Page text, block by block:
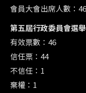
會員大會出席人數：46
第五屆行政委員會選
有效票數：46
信任票：44
不信任：1
棄權：1